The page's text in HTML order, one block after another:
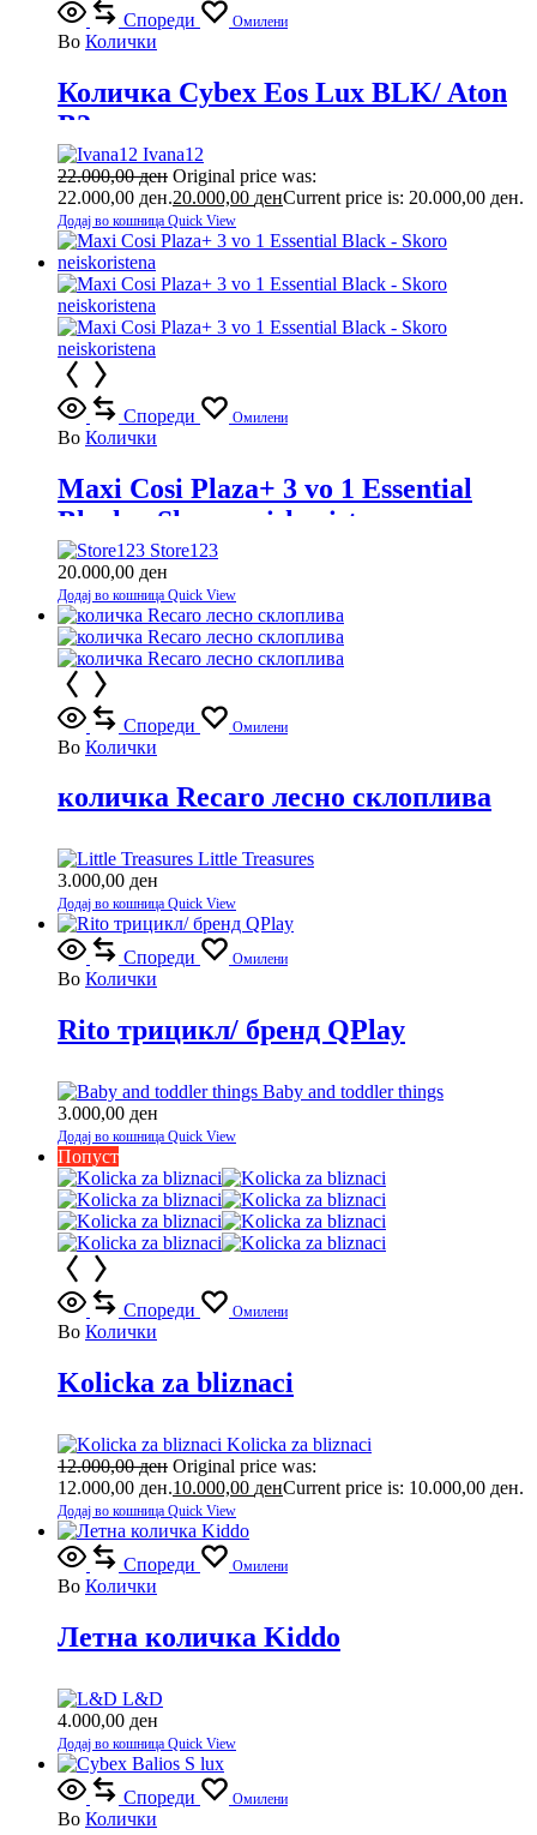
Спореди Омилени
Во Колички
Количка Cybex Eos Lux BLK/ Aton
B2
Ivana12
22.000,00ден Original price was:
22.000,00 ден.20.000,00 денCurrent price is: 20.000,00 ден.
Додај во кошница Quick View
Спореди Омилени
Во Колички
Maxi Cosi Plaza+ 3 vo 1 Essential
Black – Skoro neiskoristena
Store123
20.000,00 ден
Додај во кошница Quick View
Спореди Омилени
Во Колички
количка Recaro лесно склоплива
Little Treasures
3.000,00 ден
Додај во кошница Quick View
Спореди Омилени
Во Колички
Rito трицикл/ бренд QPlay
Baby and toddler things
3.000,00 ден
Додај во кошница Quick View
Попуст
Спореди Омилени
Во Колички
Kolicka za bliznaci
Kolicka za bliznaci
12.000,00ден Original price was:
12.000,00 ден.10.000,00 денCurrent price is: 10.000,00 ден.
Додај во кошница Quick View
Спореди Омилени
Во Колички
Летна количка Kiddo
L&D
4.000,00 ден
Додај во кошница Quick View
Спореди Омилени
Во Колички